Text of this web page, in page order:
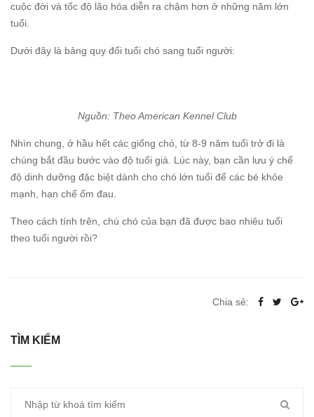
cuộc đời và tốc độ lão hóa diễn ra chậm hơn ở những năm lớn
tuổi.
Dưới đây là bảng quy đổi tuổi chó sang tuổi người:
Nguồn: Theo American Kennel Club
Nhìn chung, ở hầu hết các giống chó, từ 8-9 năm tuổi trở đi là
chúng bắt đầu bước vào độ tuổi già. Lúc này, bạn cần lưu ý chế
độ dinh dưỡng đặc biệt dành cho chó lớn tuổi để các bé khỏe
mạnh, hạn chế ốm đau.
Theo cách tính trên, chú chó của bạn đã được bao nhiêu tuổi
theo tuổi người rồi?
Chia sẻ:
TÌM KIẾM